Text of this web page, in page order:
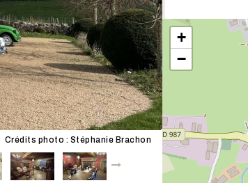
Crédits photo : Stéphanie Brachon
+
−